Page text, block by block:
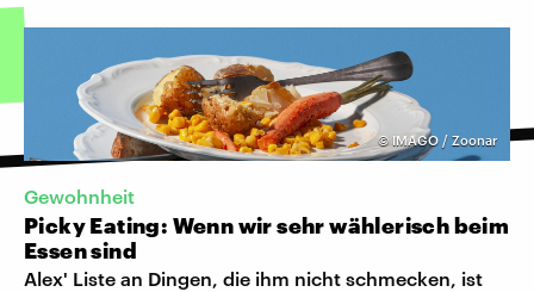
©IMAGO / Zoonar
Gewohnheit
Picky Eating: Wenn wir sehr wählerisch beim
Essen sind
Alex' Liste an Dingen, die ihm nicht schmecken, ist